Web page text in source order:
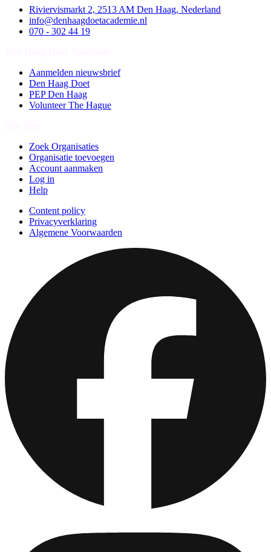
Riviervismarkt 2, 2513 AM Den Haag, Nederland
info@denhaagdoetacademie.nl
070 - 302 44 19
Aanmelden nieuwsbrief
Den Haag Doet
PEP Den Haag
Volunteer The Hague
Zoek Organisaties
Organisatie toevoegen
Account aanmaken
Log in
Help
Content policy
Privacyverklaring
Algemene Voorwaarden